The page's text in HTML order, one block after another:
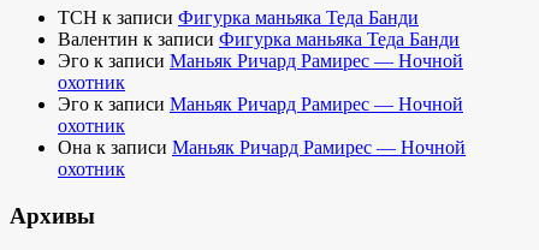
TCH к записи Фигурка маньяка Теда Банди
Валентин к записи Фигурка маньяка Теда Банди
Эго к записи Маньяк Ричард Рамирес — Ночной
охотник
Эго к записи Маньяк Ричард Рамирес — Ночной
охотник
Она к записи Маньяк Ричард Рамирес — Ночной
охотник
Архивы